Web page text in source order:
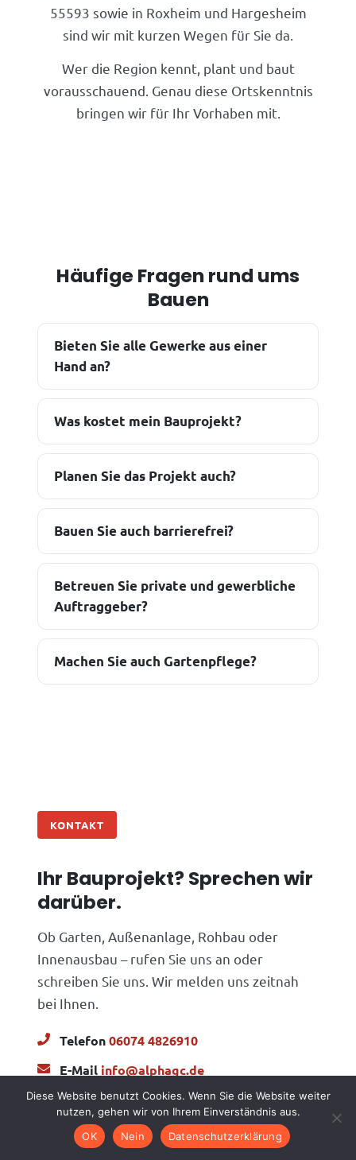
55593 sowie in Roxheim und Hargesheim
sind wir mit kurzen Wegen für Sie da.
Wer die Region kennt, plant und baut
vorausschauend. Genau diese Ortskenntnis
bringen wir für Ihr Vorhaben mit.
Häufige Fragen rund ums
Bauen
Bieten Sie alle Gewerke aus einer
Hand an?
Was kostet mein Bauprojekt?
Planen Sie das Projekt auch?
Bauen Sie auch barrierefrei?
Betreuen Sie private und gewerbliche
Auftraggeber?
Machen Sie auch Gartenpflege?
KONTAKT
Ihr Bauprojekt? Sprechen wir
darüber.
Ob Garten, Außenanlage, Rohbau oder
Innenausbau – rufen Sie uns an oder
schreiben Sie uns. Wir melden uns zeitnah
bei Ihnen.
Telefon06074 4826910
E-Mail info@alphagc.de
Kostenloses Angebot
anfordern
Diese Website benutzt Cookies. Wenn Sie die Website weiter
nutzen, gehen wir von Ihrem Einverständnis aus.
OK
Nein Datenschutzerklärung